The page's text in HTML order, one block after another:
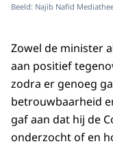
Beeld: Najib Nafid
Zowel de minister
aan positief
zodra er genoeg
betrouwbaarheid
gaf aan dat hij de
onderzocht of en